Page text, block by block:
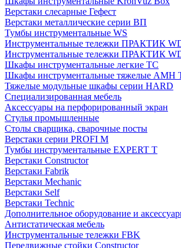
Верстаки слесарные Гефест
Верстаки металлические серии ВП
Тумбы инструментальные WS
Инструментальные тележки ПРАКТИК
Инструментальные тележки ПРАКТИК
Шкафы инструментальные легкие ТС
Шкафы инструментальные тяжелые AMH
Тяжелые модульные шкафы серии HARD
Cпециализированная мебель
Аксессуары на перфорированный экран
Стулья промышленные
Столы сварщика, сварочные посты
Верстаки серии PROFI M
Тумбы инструментальные EXPERT T
Верстаки Constructor
Верстаки Fabrik
Верстаки Mechanic
Верстаки Self
Верстаки Technic
Дополнительное оборудование и
Антистатическая мебель
Инструментальные тележки FBK
Передвижные стойки Constructor